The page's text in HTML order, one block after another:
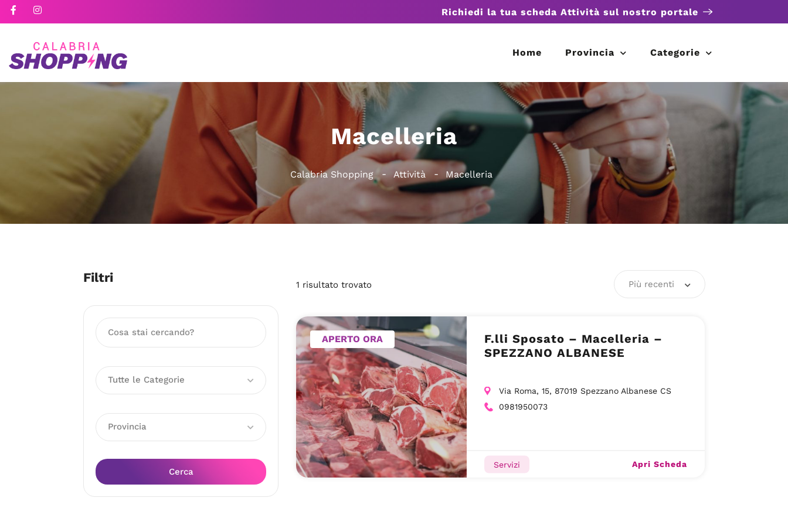
Richiedi la tua scheda Attività sul nostro portale
Home Provincia Categorie
Macelleria
Calabria Shopping Attività Macelleria
Filtri
Tutte le Categorie
Provincia
Cerca
1 risultato trovato Più recenti
APERTO ORA
F.lli Sposato – Macelleria –
SPEZZANO ALBANESE
Via Roma, 15, 87019 Spezzano Albanese CS
0981950073
Servizi Apri Scheda